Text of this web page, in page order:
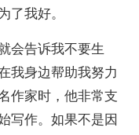
了我好。
告诉我不要生
我身边帮助我努力
作家时，他非常支
写作。如果不是因